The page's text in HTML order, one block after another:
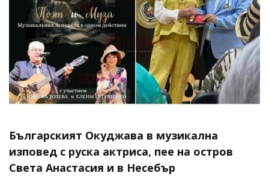
Българският Окуджава в музикална
изповед с руска актриса, пее на остров
Света Анастасия и в Несебър